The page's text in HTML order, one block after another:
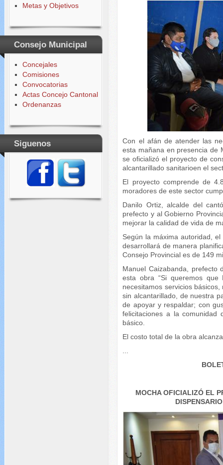
Metas y Objetivos
Consejo Municipal
Concejales
Comisiones
Convocatorias
Actas Concejo Cantonal
Ordenanzas
Siguenos
Con el afán de atender las
esta mañana en presencia de
se oficializó el proyecto de
alcantarillado sanitarioen el
El proyecto comprende de
moradores de este sector
Danilo Ortiz, alcalde del
prefecto y al Gobierno
mejorar la calidad de vida de
Según la máxima autoridad,
desarrollará de manera
Consejo Provincial es de 149
Manuel Caizabanda, prefecto
esta obra “Si queremos
necesitamos servicios
sin alcantarillado, de nuestra
de apoyar y respaldar; con
felicitaciones a la comunidad
básico.
El costo total de la obra
MOCHA OFICIALIZÓ EL